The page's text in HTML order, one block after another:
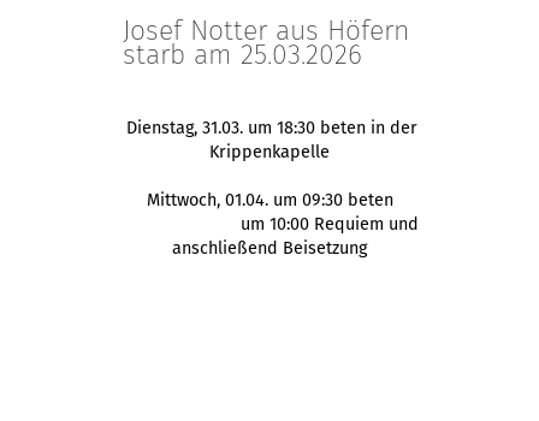
Josef Notter aus Höfern
starb am 25.03.2026
Dienstag, 31.03. um 18:30 beten in der
Krippenkapelle
Mittwoch, 01.04. um 09:30 beten
um 10:00 Requiem und
anschließend Beisetzung